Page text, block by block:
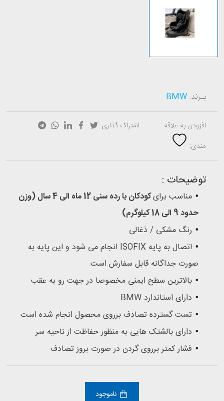
بـرند: BMW
افزودن به علاقه
مندی:
اشتراک گذاری:
توضیحات :
مناسب برای
کودکان با رده سنی 12 ماه الی 4 سال (وزن
حدود 9 الی 18 کیلوگرم)
رنگ مشکی / ذغالی
اتصال به پایه ISOFIX انجام می شود و این پایه به
صورت جداگانه قابل سفارش است.
بالاترین سطح ایمنی مخصوصا در جهت رو به عقب
دارای استاندارد BMW
تست گسترده تصادف برروی محصول انجام شده است
دارای بالشتک هایی به منظور حفاظت از ناحیه سر
فشار کمتر برروی گردن در صورت بروز تصادف
ناموجود